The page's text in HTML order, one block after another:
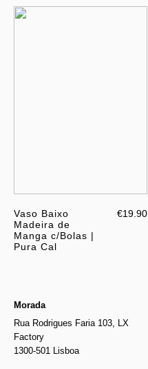
Vaso Baixo
Madeira de
Manga c/Bolas |
Pura Cal
€19.90
Morada
Rua Rodrigues Faria 103, LX
Factory
1300-501 Lisboa